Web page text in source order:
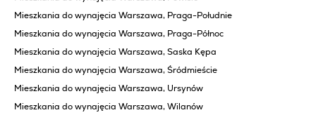
Mieszkania do wynajęcia Warszawa, Praga-Południe
Mieszkania do wynajęcia Warszawa, Praga-Północ
Mieszkania do wynajęcia Warszawa, Saska Kępa
Mieszkania do wynajęcia Warszawa, Śródmieście
Mieszkania do wynajęcia Warszawa, Ursynów
Mieszkania do wynajęcia Warszawa, Wilanów